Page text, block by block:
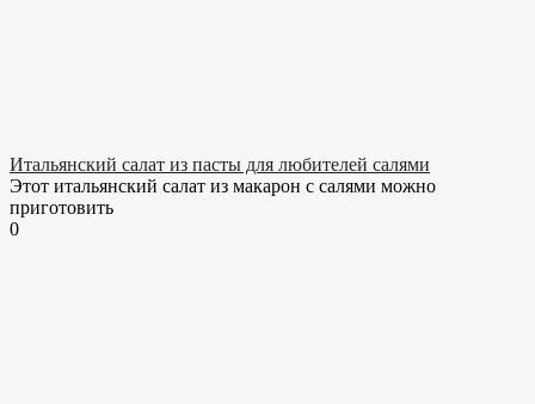
Итальянский салат из пасты для любителей салями
Этот итальянский салат из макарон с салями можно
приготовить
0